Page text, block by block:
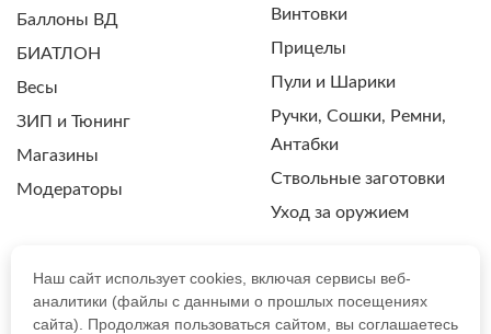
Баллоны ВД
БИАТЛОН
Весы
ЗИП и Тюнинг
Магазины
Модераторы
Винтовки
Прицелы
Пули и Шарики
Ручки, Сошки, Ремни,
Антабки
Ствольные заготовки
Уход за оружием
ПОЛИТИКА КОНФИДЕНЦИАЛЬНОСТИ
Наш сайт использует cookies, включая сервисы веб-
аналитики (файлы с данными о прошлых посещениях
сайта). Продолжая пользоваться сайтом, вы соглашаетесь